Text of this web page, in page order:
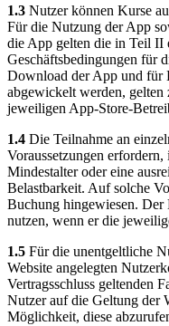
1.3 Nutzer können Kurse
Für die Nutzung der App
die App gelten die in Teil II
Geschäftsbedingungen für
Download der App und für
abgewickelt werden, gelten
jeweiligen App-Store-
1.4 Die Teilnahme an
Voraussetzungen erfordern,
Mindestalter oder eine
Belastbarkeit. Auf solche
Buchung hingewiesen.
nutzen, wenn er die
1.5 Für die unentgeltliche
Website angelegten
Vertragsschluss geltenden
Nutzer auf die Geltung der
Möglichkeit, diese